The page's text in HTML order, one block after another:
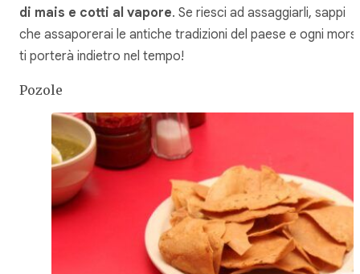
di mais e cotti al vapore. Se riesci ad assaggiarli, sappi
che assaporerai le antiche tradizioni del paese e ogni
ti porterà indietro nel tempo!
Pozole